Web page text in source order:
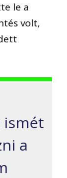
le a
volt,
ismét
a